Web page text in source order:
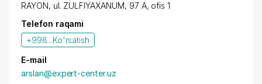
RAYON, ul. ZULFIYAXANUM, 97 A, ofis 1
Telefon raqami
+998...Ko'rsatish
E-mail
arslan@expert-center.uz